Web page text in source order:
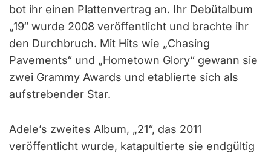
bot ihr einen Plattenvertrag an. Ihr Debütalbum
„19“ wurde 2008 veröffentlicht und brachte ihr
den Durchbruch. Mit Hits wie „Chasing
Pavements“ und „Hometown Glory“ gewann sie
zwei Grammy Awards und etablierte sich als
aufstrebender Star.
Adele’s zweites Album, „21“, das 2011
veröffentlicht wurde, katapultierte sie endgültig